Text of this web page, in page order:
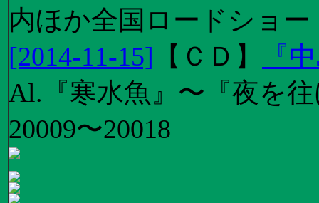
内ほか全国ロードショー
[2014-11-15] 【 ＣＤ 】
『
Al.『寒水魚』〜『夜を
20009〜20018